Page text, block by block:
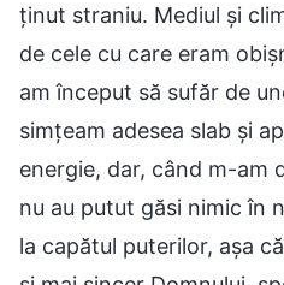
ținut straniu. Mediul și
de cele cu care eram
am început să sufăr de
simțeam adesea slab și
energie, dar, când m-am
nu au putut găsi nimic în
la capătul puterilor, așa